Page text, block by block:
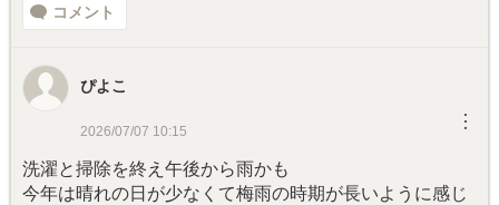
コメント
ぴよこ
2026/07/07 10:15 ︙
洗濯と掃除を終え午後から雨かも
今年は晴れの日が少なくて梅雨の時期が長いように感じ